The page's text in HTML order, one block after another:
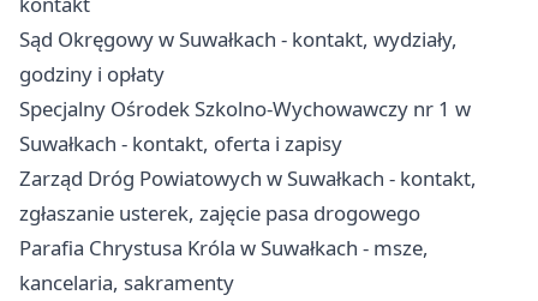
Sąd Okręgowy w Suwałkach - kontakt, wydziały,
godziny i opłaty
Specjalny Ośrodek Szkolno-Wychowawczy nr 1 w
Suwałkach - kontakt, oferta i zapisy
Zarząd Dróg Powiatowych w Suwałkach - kontakt,
zgłaszanie usterek, zajęcie pasa drogowego
Parafia Chrystusa Króla w Suwałkach - msze,
kancelaria, sakramenty